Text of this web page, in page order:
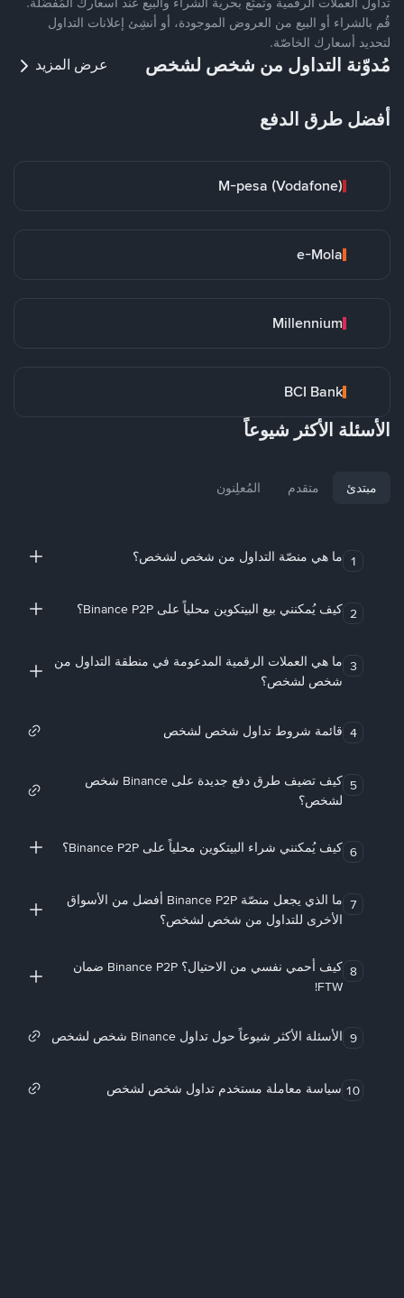
قُم بالشراء أو البيع من العروض الموجودة، أو أنشِئ إعلانات التداول
لتحديد أسعارك الخاصّة.
مُدوّنة التداول من شخص لشخص عرض المزيد
أفضل طرق الدفع
M-pesa (Vodafone)
e-Mola
Millennium
BCI Bank
الأسئلة الأكثر شيوعاً
مبتدئ متقدم المُعلِنون
1 ما هي منصّة التداول من شخص لشخص؟
2 كيف يُمكنني بيع البيتكوين محلياً على Binance P2P؟
3 ما هي العملات الرقمية المدعومة في منطقة التداول من
شخص لشخص؟
4 قائمة شروط تداول شخص لشخص
5
كيف تضيف طرق دفع جديدة على Binance شخص
لشخص؟
6 كيف يُمكنني شراء البيتكوين محلياً على Binance P2P؟
7
ما الذي يجعل منصّة Binance P2P أفضل من الأسواق
الأخرى للتداول من شخص لشخص؟
8
كيف أحمي نفسي من الاحتيال؟ Binance P2P ضمان
FTW!
9 الأسئلة الأكثر شيوعاً حول تداول Binance شخص لشخص
10 سياسة معاملة مستخدم تداول شخص لشخص